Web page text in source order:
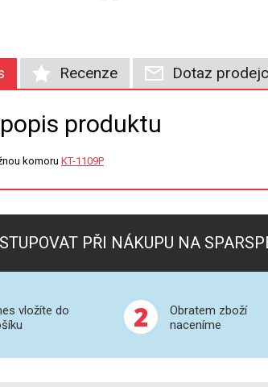
Recenze Dotaz
produktu
komoru KT-1109P
PŘI NÁKUPU NA
vložíte do
2
Obratem zboží
naceníme